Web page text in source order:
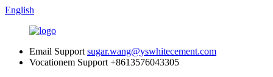
English
Email Support sugar.wang@yswhitecement.com
Vocationem Support +8613576043305